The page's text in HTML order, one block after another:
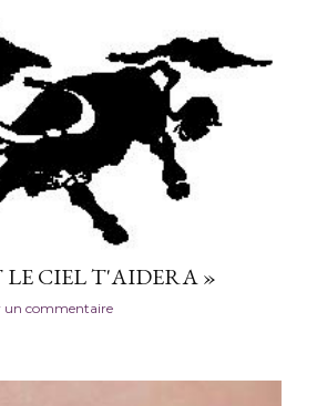
LE CIEL T'AIDERA »
un commentaire